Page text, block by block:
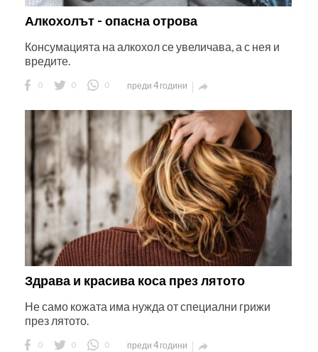
Алкохолът - опасна отрова
Консумацията на алкохол се увеличава, а с нея и
вредите.
0 0 0 преди 4 години 
Здрава и красива коса през лятото
Не само кожата има нужда от специални грижи
през лятото.
0 0 0 преди 4 години 